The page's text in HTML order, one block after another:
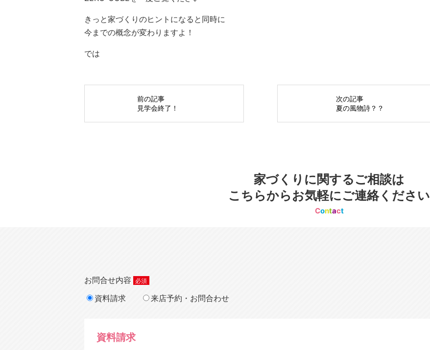
きっと家づくりのヒントになると同時に
今までの概念が変わりますよ！
では
前の記事
見学会終了！
次の記事
夏の風物詩？？
家づくりに関するご相談は
こちらからお気軽にご連絡ください
Contact
お問合せ内容
資料請求
来店予約・お問合わせ
資料請求